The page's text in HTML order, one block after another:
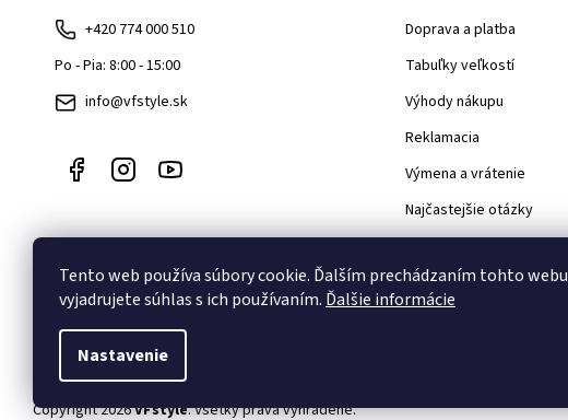
Tento web používa súbory cookie. Ďalším prechádzaním tohto webu
vyjadrujete súhlas s ich používaním. Ďalšie informácie
Nastavenie
+420 774 000 510
Po - Pia: 8:00 - 15:00
info@vfstyle.sk
Doprava a platba
Tabuľky veľkostí
Výhody nákupu
Reklamacia
Výmena a vrátenie
Najčastejšie otázky
Blog
Copyright 2026VFstyle. Všetky práva vyhradené.